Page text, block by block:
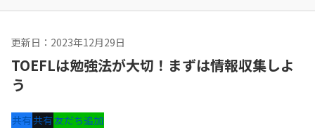
更新日：2023年12月29日
TOEFLは勉強法が大切！まずは情報収集しよ
う
共有共有友だち追加